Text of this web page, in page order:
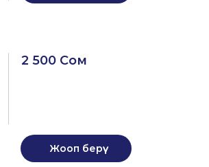
2 500 Сом
Жооп берүү